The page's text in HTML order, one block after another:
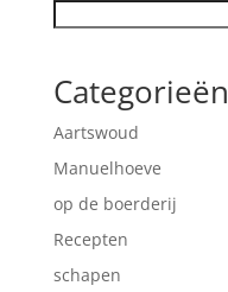
Categorieën
Aartswoud
Manuelhoeve
op de boerderij
Recepten
schapen